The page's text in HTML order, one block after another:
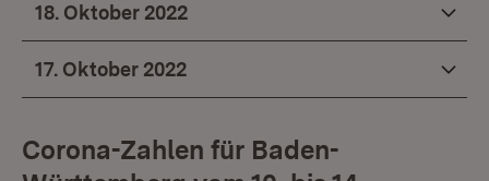
18. Oktober 2022
17. Oktober 2022
Corona-Zahlen für Baden-